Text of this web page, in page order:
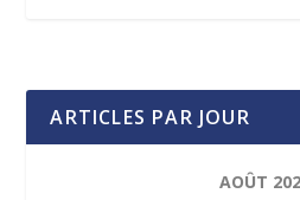
ARTICLES PAR JOUR
AOÛT